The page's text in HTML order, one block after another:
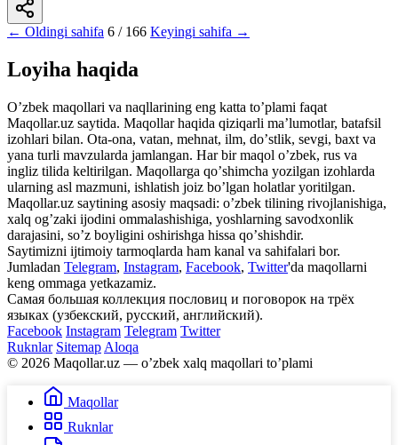
← Oldingi sahifa 6 / 166 Keyingi sahifa →
Loyiha haqida
Oʼzbek maqollari va naqllarining eng katta toʼplami faqat
Maqollar.uz saytida. Maqollar haqida qiziqarli maʼlumotlar, batafsil
izohlari bilan. Ota-ona, vatan, mehnat, ilm, doʼstlik, sevgi, baxt va
yana turli mavzularda jamlangan. Har bir maqol oʼzbek, rus va
ingliz tilida keltirilgan. Maqollarga qoʼshimcha yozilgan izohlarda
ularning asl mazmuni, ishlatish joiz boʼlgan holatlar yoritilgan.
Maqollar.uz saytining asosiy maqsadi: oʼzbek tilining rivojlanishiga,
xalq ogʼzaki ijodini ommalashishiga, yoshlarning savodxonlik
darajasini, soʼz boyligini oshirishga hissa qoʼshishdir.
Saytimizni ijtimoiy tarmoqlarda ham kanal va sahifalari bor.
Jumladan Telegram, Instagram, Facebook, Twitter'da maqollarni
keng ommaga yetkazamiz.
Самая большая коллекция пословиц и поговорок на трёх
языках (узбекский, русский, английский).
Facebook Instagram Telegram Twitter
Ruknlar Sitemap Aloqa
© 2026 Maqollar.uz — oʼzbek xalq maqollari toʼplami
Maqollar
Ruknlar